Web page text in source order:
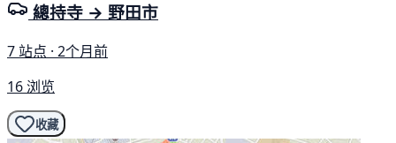
總持寺 → 野田市
7 站点 · 2个月前
16 浏览
收藏